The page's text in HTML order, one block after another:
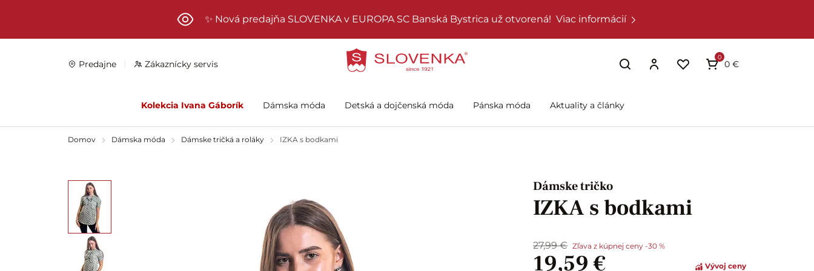
✨ Nová predajňa SLOVENKA v EUROPA SC Banská Bystrica už otvorená! Viac informácií
Predajne Zákaznícky servis
0
0 €
Kolekcia Ivana Gáborík Dámska móda Detská a dojčenská móda Pánska móda Aktuality a články
Domov Dámska móda Dámske tričká a roláky IZKA s bodkami
Dámske tričko
IZKA s bodkami
27,99 € Zľava z kúpnej ceny -30 %
19,59 € Vývoj ceny